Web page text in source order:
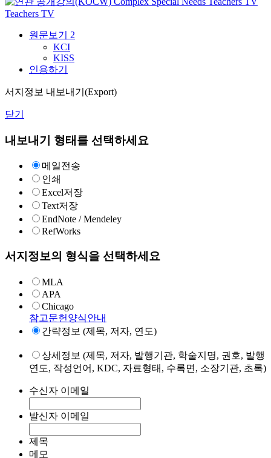
Teachers TV
원문보기 2
KCI
KISS
인용하기
서지정보 내보내기(Export)
닫기
내보내기 형태를 선택하세요
메일전송
인쇄
Excel저장
Text저장
EndNote / Mendeley
RefWorks
서지정보의 형식을 선택하세요
MLA
APA
Chicago
참고문헌양식안내
간략정보 (제목, 저자, 연도)
상세정보 (제목, 저자, 발행기관, 학술지명, 권호, 발행
연도, 작성언어, KDC, 자료형태, 수록면, 소장기관, 초록)
수신자 이메일
발신자 이메일
제목
메모